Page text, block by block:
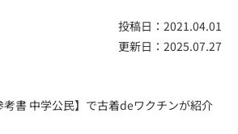
ー紹介
よくあるご質問
投稿日： 2021.04.01
更新日： 2025.07.27
書 中学公民】で古着deワクチンが紹介